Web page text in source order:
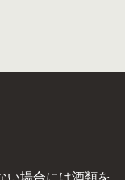
い場合には酒類を